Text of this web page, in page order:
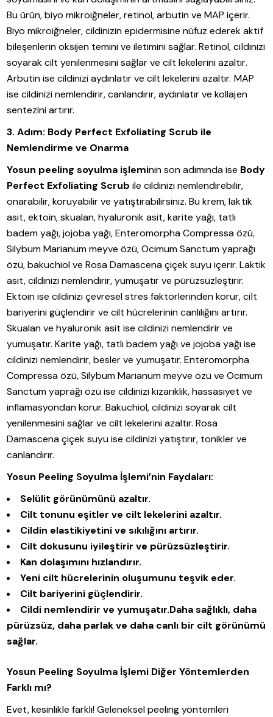
Bu ürün, biyo mikroiğneler, retinol, arbutin ve MAP içerir.
Biyo mikroiğneler, cildinizin epidermisine nüfuz ederek aktif
bileşenlerin oksijen temini ve iletimini sağlar. Retinol, cildinizi
soyarak cilt yenilenmesini sağlar ve cilt lekelerini azaltır.
Arbutin ise cildinizi aydınlatır ve cilt lekelerini azaltır. MAP
ise cildinizi nemlendirir, canlandırır, aydınlatır ve kollajen
sentezini artırır.
3. Adım: Body Perfect Exfoliating Scrub ile
Nemlendirme ve Onarma
Yosun peeling soyulma işleminin son adımında ise Body
Perfect Exfoliating Scrub ile cildinizi nemlendirebilir,
onarabilir, koruyabilir ve yatıştırabilirsiniz. Bu krem, laktik
asit, ektoin, skualan, hyaluronik asit, karite yağı, tatlı
badem yağı, jojoba yağı, Enteromorpha Compressa özü,
Silybum Marianum meyve özü, Ocimum Sanctum yaprağı
özü, bakuchiol ve Rosa Damascena çiçek suyu içerir. Laktik
asit, cildinizi nemlendirir, yumuşatır ve pürüzsüzleştirir.
Ektoin ise cildinizi çevresel stres faktörlerinden korur, cilt
bariyerini güçlendirir ve cilt hücrelerinin canlılığını artırır.
Skualan ve hyaluronik asit ise cildinizi nemlendirir ve
yumuşatır. Karite yağı, tatlı badem yağı ve jojoba yağı ise
cildinizi nemlendirir, besler ve yumuşatır. Enteromorpha
Compressa özü, Silybum Marianum meyve özü ve Ocimum
Sanctum yaprağı özü ise cildinizi kızarıklık, hassasiyet ve
inflamasyondan korur. Bakuchiol, cildinizi soyarak cilt
yenilenmesini sağlar ve cilt lekelerini azaltır. Rosa
Damascena çiçek suyu ise cildinizi yatıştırır, tonikler ve
canlandırır.
Yosun Peeling Soyulma İşlemi’nin Faydaları:
Selülit görünümünü azaltır.
Cilt tonunu eşitler ve cilt lekelerini azaltır.
Cildin elastikiyetini ve sıkılığını artırır.
Cilt dokusunu iyileştirir ve pürüzsüzleştirir.
Kan dolaşımını hızlandırır.
Yeni cilt hücrelerinin oluşumunu teşvik eder.
Cilt bariyerini güçlendirir.
Cildi nemlendirir ve yumuşatır.Daha sağlıklı, daha
pürüzsüz, daha parlak ve daha canlı bir cilt görünümü
sağlar.
Yosun Peeling Soyulma İşlemi Diğer Yöntemlerden
Farklı mı?
Evet, kesinlikle farklı! Geleneksel peeling yöntemleri